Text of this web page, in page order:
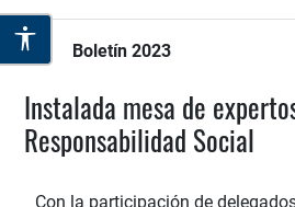
Boletín 2023
Instalada mesa de
Responsabilidad Social
Con la participación de